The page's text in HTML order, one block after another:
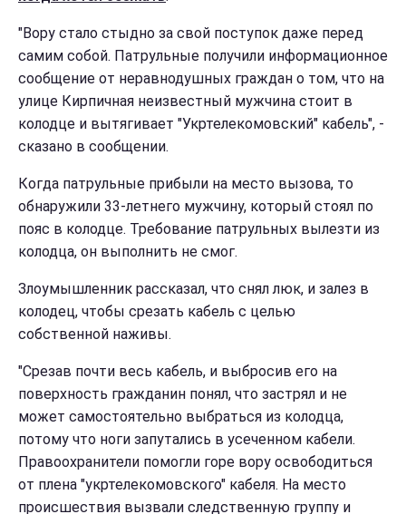
"Вору стало стыдно за свой поступок даже перед
самим собой. Патрульные получили информационное
сообщение от неравнодушных граждан о том, что на
улице Кирпичная неизвестный мужчина стоит в
колодце и вытягивает "Укртелекомовский" кабель", -
сказано в сообщении.
Когда патрульные прибыли на место вызова, то
обнаружили 33-летнего мужчину, который стоял по
пояс в колодце. Требование патрульных вылезти из
колодца, он выполнить не смог.
Злоумышленник рассказал, что снял люк, и залез в
колодец, чтобы срезать кабель с целью
собственной наживы.
"Срезав почти весь кабель, и выбросив его на
поверхность гражданин понял, что застрял и не
может самостоятельно выбраться из колодца,
потому что ноги запутались в усеченном кабели.
Правоохранители помогли горе вору освободиться
от плена "укртелекомовского" кабеля. На место
происшествия вызвали следственную группу и